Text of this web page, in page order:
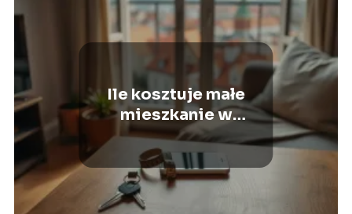
Ile kosztuje małe
mieszkanie w
Krakowie?